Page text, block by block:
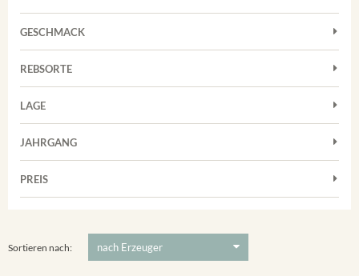
Cuvées
Rotwein
GESCHMACK
Trocken
REBSORTE
Chardonnay
Grauburgunder
Riesling
LAGE
Achkarrer Schlossberg
Vorderer Winklerberg
Winklerberg Hinter Winklen
JAHRGANG
PREIS
Sortieren nach: